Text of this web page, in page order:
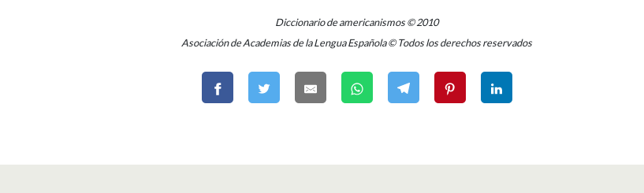
Diccionario de americanismos © 2010
Asociación de Academias de la Lengua Española © Todos los derechos reservados